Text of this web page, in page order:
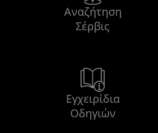
Αναζήτηση
Σέρβις
Εγχειρίδια
Οδηγιών